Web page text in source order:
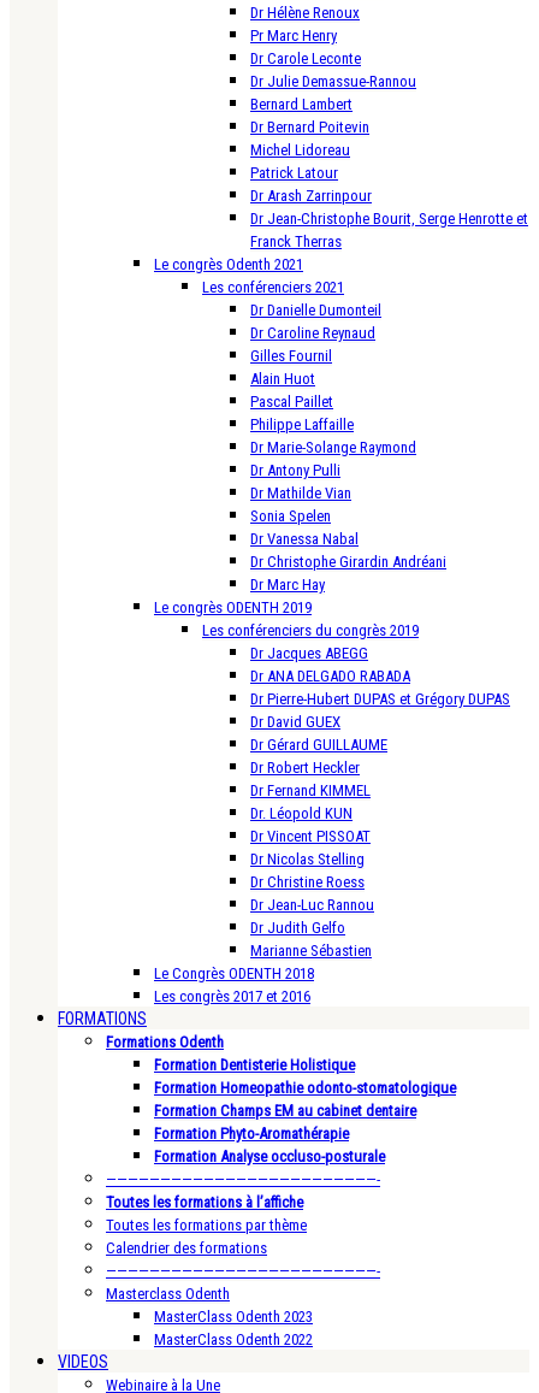
Dr Hélène Renoux
Pr Marc Henry
Dr Carole Leconte
Dr Julie Demassue-Rannou
Bernard Lambert
Dr Bernard Poitevin
Michel Lidoreau
Patrick Latour
Dr Arash Zarrinpour
Dr Jean-Christophe Bourit, Serge Henrotte et
Franck Therras
Le congrès Odenth 2021
Les conférenciers 2021
Dr Danielle Dumonteil
Dr Caroline Reynaud
Gilles Fournil
Alain Huot
Pascal Paillet
Philippe Laffaille
Dr Marie-Solange Raymond
Dr Antony Pulli
Dr Mathilde Vian
Sonia Spelen
Dr Vanessa Nabal
Dr Christophe Girardin Andréani
Dr Marc Hay
Le congrès ODENTH 2019
Les conférenciers du congrès 2019
Dr Jacques ABEGG
Dr ANA DELGADO RABADA
Dr Pierre-Hubert DUPAS et Grégory DUPAS
Dr David GUEX
Dr Gérard GUILLAUME
Dr Robert Heckler
Dr Fernand KIMMEL
Dr. Léopold KUN
Dr Vincent PISSOAT
Dr Nicolas Stelling
Dr Christine Roess
Dr Jean-Luc Rannou
Dr Judith Gelfo
Marianne Sébastien
Le Congrès ODENTH 2018
Les congrès 2017 et 2016
FORMATIONS
Formations Odenth
Formation Dentisterie Holistique
Formation Homeopathie odonto-stomatologique
Formation Champs EM au cabinet dentaire
Formation Phyto-Aromathérapie
Formation Analyse occluso-posturale
—————————————————————————-
Toutes les formations à l’affiche
Toutes les formations par thème
Calendrier des formations
—————————————————————————-
Masterclass Odenth
MasterClass Odenth 2023
MasterClass Odenth 2022
VIDEOS
Webinaire à la Une